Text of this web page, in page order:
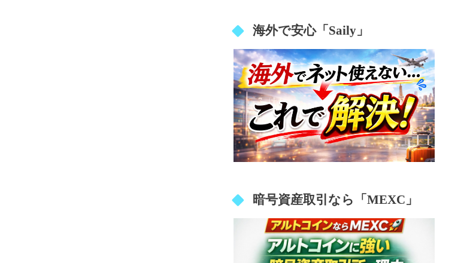
海外で安心「Saily」
暗号資産取引なら「MEXC」